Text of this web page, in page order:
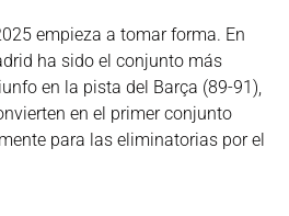
empieza a tomar forma. En
ha sido el conjunto más
en la pista del Barça (89-91),
en el primer conjunto
para las eliminatorias por el